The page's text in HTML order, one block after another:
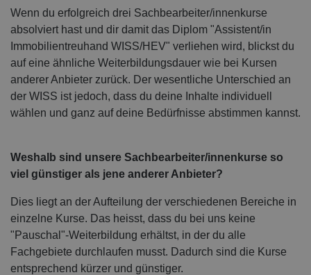
Wenn du erfolgreich drei Sachbearbeiter/innenkurse
absolviert hast und dir damit das Diplom "Assistent/in
Immobilientreuhand WISS/HEV" verliehen wird, blickst du
auf eine ähnliche Weiterbildungsdauer wie bei Kursen
anderer Anbieter zurück. Der wesentliche Unterschied an
der WISS ist jedoch, dass du deine Inhalte individuell
wählen und ganz auf deine Bedürfnisse abstimmen kannst.
Weshalb sind unsere Sachbearbeiter/innenkurse so
viel günstiger als jene anderer Anbieter?
Dies liegt an der Aufteilung der verschiedenen Bereiche in
einzelne Kurse. Das heisst, dass du bei uns keine
"Pauschal"-Weiterbildung erhältst, in der du alle
Fachgebiete durchlaufen musst. Dadurch sind die Kurse
entsprechend kürzer und günstiger.